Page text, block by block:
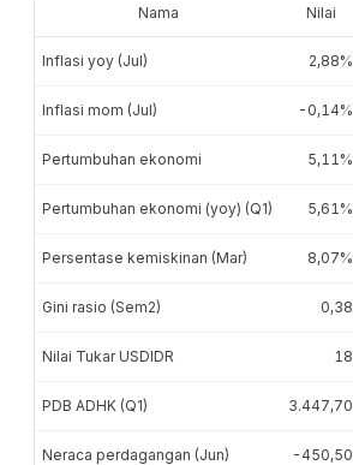
Nama Nilai
Inflasi yoy (Jul) 2,88%
Inflasi mom (Jul) -0,14%
Pertumbuhan ekonomi 5,11%
Pertumbuhan ekonomi (yoy) (Q1) 5,61%
Persentase kemiskinan (Mar) 8,07%
Gini rasio (Sem2) 0,38
Nilai Tukar USDIDR 18
PDB ADHK (Q1) 3.447,70
Neraca perdagangan (Jun) -450,50